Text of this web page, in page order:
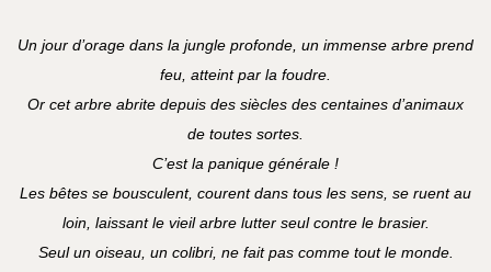
Un jour d’orage dans la jungle profonde, un immense arbre prend
feu, atteint par la foudre.
Or cet arbre abrite depuis des siècles des centaines d’animaux
de toutes sortes.
C’est la panique générale !
Les bêtes se bousculent, courent dans tous les sens, se ruent au
loin, laissant le vieil arbre lutter seul contre le brasier.
Seul un oiseau, un colibri, ne fait pas comme tout le monde.